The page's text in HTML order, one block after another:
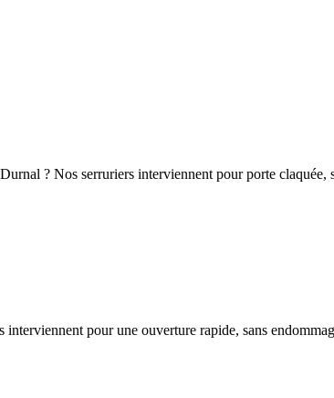
? Nos serruriers interviennent pour porte
pour une ouverture rapide, sans